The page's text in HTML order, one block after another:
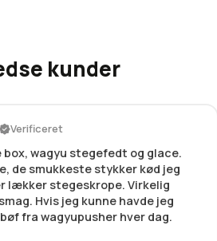
kunder
Verificeret
box, wagyu stegefedt og glace.
de smukkeste stykker kød jeg
lækker stegeskrope. Virkelig
Hvis jeg kunne havde jeg
fra wagyupusher hver dag.